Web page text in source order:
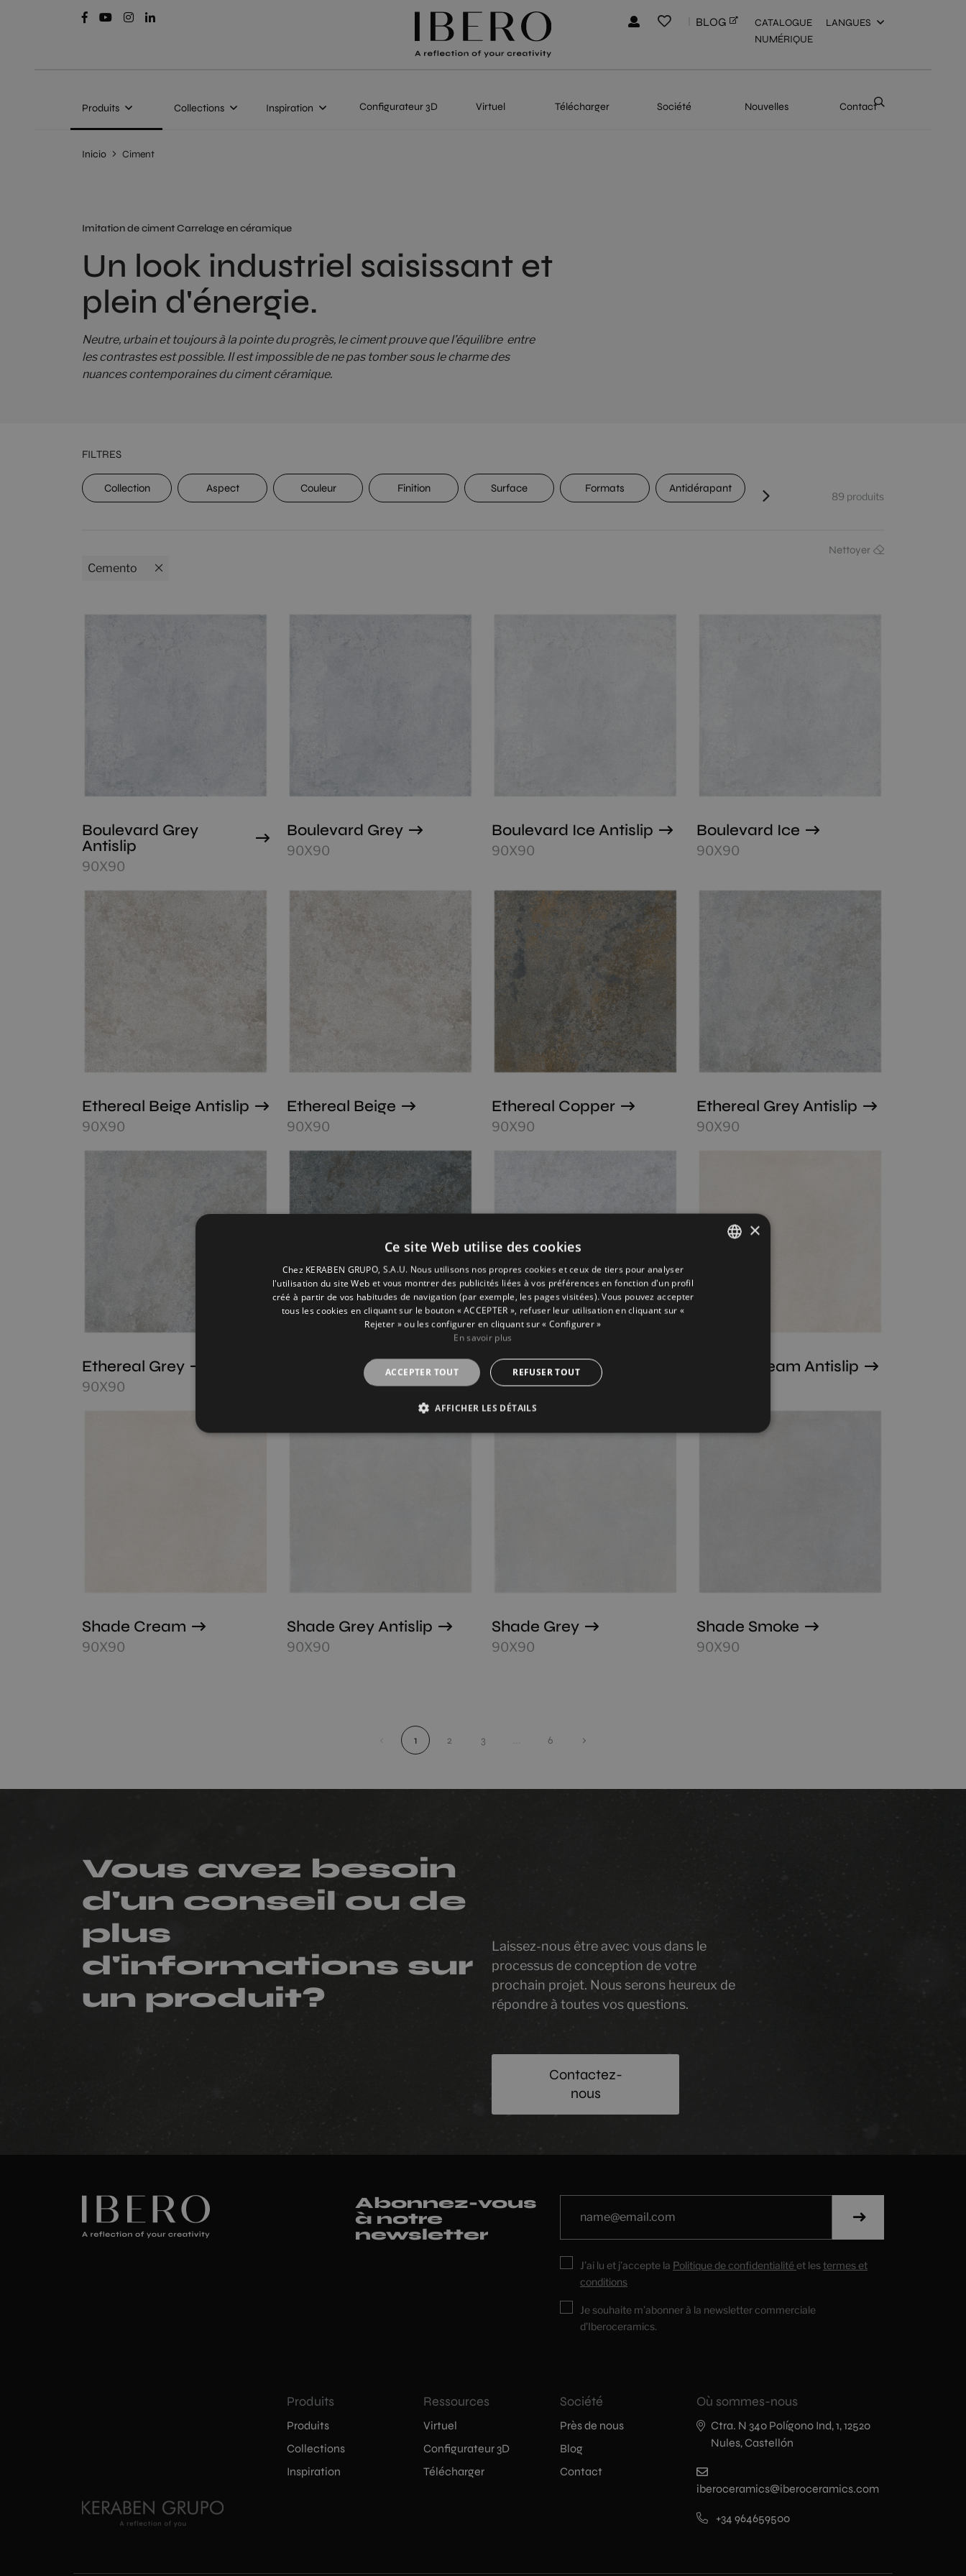
BLOG
CATALOGUE
NUMÉRIQUE
LANGUES
Produits Collections Inspiration Configurateur 3D Virtuel Télécharger Société Nouvelles Contact
Inicio Ciment
Imitation de ciment Carrelage en céramique
Un look industriel saisissant et
plein d'énergie.
Neutre, urbain et toujours à la pointe du progrès, le ciment prouve que l’équilibre entre
les contrastes est possible. Il est impossible de ne pas tomber sous le charme des
nuances contemporaines du ciment céramique.
FILTRES
Collection Aspect Couleur Finition Surface Formats Antidérapant
89 produits
Cemento
Nettoyer
Boulevard Grey
Antislip
90X90
Boulevard Grey
90X90
Boulevard Ice Antislip
90X90
Boulevard Ice
90X90
Ethereal Beige Antislip
90X90
Ethereal Beige
90X90
Ethereal Copper
90X90
Ethereal Grey Antislip
90X90
Ethereal Grey
90X90
Ethereal Night Ethereal White
90X90
Shade Cream Antislip
Shade Cream
90X90
Shade Grey Antislip
90X90
Shade Grey
90X90
Shade Smoke
90X90
1 2 3 6 ›
Vous avez besoin
d'un conseil ou de
plus
d'informations sur
un produit?
Laissez-nous être avec vous dans le
processus de conception de votre
prochain projet. Nous serons heureux de
répondre à toutes vos questions.
Contactez-
nous
Abonnez-vous
à notre
newsletter
J’ai lu et j’accepte la Politique de confidentialitéet les termes et
conditions
Je souhaite m’abonner à la newsletter commerciale
d’Iberoceramics.
Produits
Produits
Collections
Inspiration
Ressources
Virtuel
Configurateur 3D
Télécharger
Société
Près de nous
Blog
Contact
Où sommes-nous
Ctra. N 340 Polígono Ind, 1, 12520
Nules, Castellón
iberoceramics@iberoceramics.com
+34 964659500
×
Ce site Web utilise des cookies
Chez KERABEN GRUPO, S.A.U. Nous utilisons nos propres cookies et ceux de tiers pour analyser
l'utilisation du site Web et vous montrer des publicités liées à vos préférences en fonction d'un profil
créé à partir de vos habitudes de navigation (par exemple, les pages visitées). Vous pouvez accepter
tous les cookies en cliquant sur le bouton « ACCEPTER », refuser leur utilisation en cliquant sur «
Rejeter » ou les configurer en cliquant sur « Configurer »
En savoir plus
ACCEPTER TOUT REFUSER TOUT
AFFICHER LES DÉTAILS